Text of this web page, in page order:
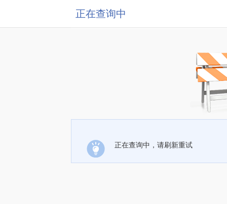
正在查询中
正在查询中，请刷新重试